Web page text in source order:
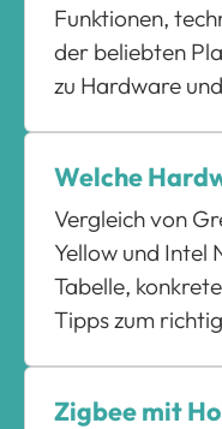
Funktionen,
der beliebten
zu Hardware
Welche
Vergleich von
Yellow und Intel
Tabelle,
Tipps zum
Zigbee mit